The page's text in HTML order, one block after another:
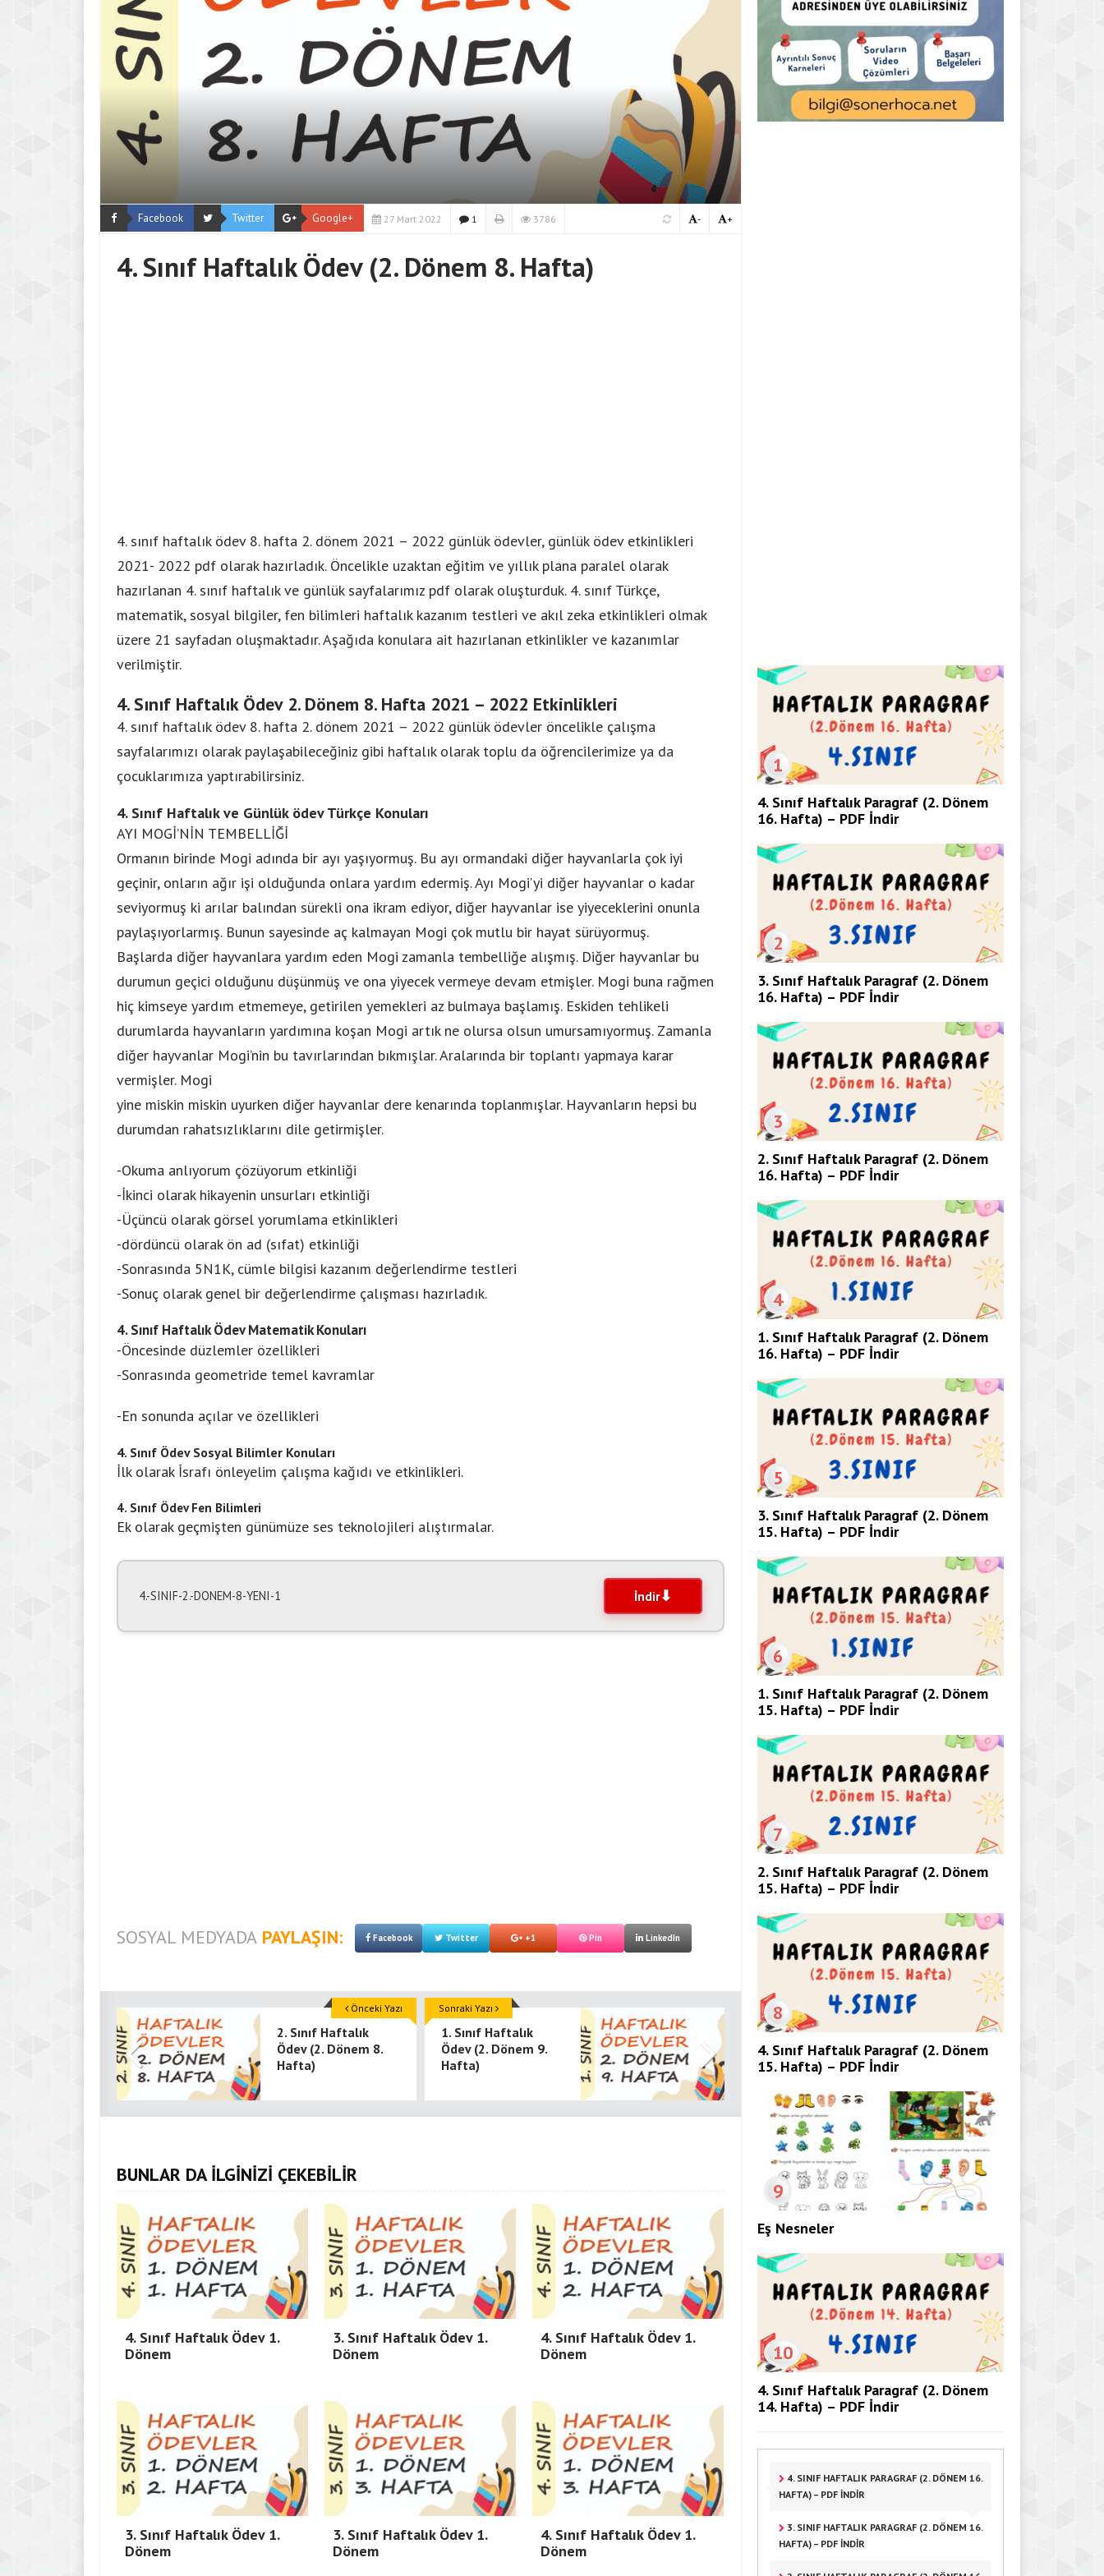
Facebook Twitter Google+ 27 Mart 2022 1 3786 +
-
4. Sınıf Haftalık Ödev (2. Dönem 8. Hafta)
4. sınıf haftalık ödev 8. hafta 2. dönem 2021 – 2022 günlük ödevler, günlük ödev etkinlikleri
2021- 2022 pdf olarak hazırladık. Öncelikle uzaktan eğitim ve yıllık plana paralel olarak
hazırlanan 4. sınıf haftalık ve günlük sayfalarımız pdf olarak oluşturduk. 4. sınıf Türkçe,
matematik, sosyal bilgiler, fen bilimleri haftalık kazanım testleri ve akıl zeka etkinlikleri olmak
üzere 21 sayfadan oluşmaktadır. Aşağıda konulara ait hazırlanan etkinlikler ve kazanımlar
verilmiştir.
4. Sınıf Haftalık Ödev 2. Dönem 8. Hafta 2021 – 2022 Etkinlikleri
4. sınıf haftalık ödev 8. hafta 2. dönem 2021 – 2022 günlük ödevler öncelikle çalışma
sayfalarımızı olarak paylaşabileceğiniz gibi haftalık olarak toplu da öğrencilerimize ya da
çocuklarımıza yaptırabilirsiniz.
4. Sınıf Haftalık ve Günlük ödevTürkçe Konuları
AYI MOGİ’NİN TEMBELLİĞİ
Ormanın birinde Mogi adında bir ayı yaşıyormuş. Bu ayı ormandaki diğer hayvanlarla çok iyi
geçinir, onların ağır işi olduğunda onlara yardım edermiş. Ayı Mogi’yi diğer hayvanlar o kadar
seviyormuş ki arılar balından sürekli ona ikram ediyor, diğer hayvanlar ise yiyeceklerini onunla
paylaşıyorlarmış. Bunun sayesinde aç kalmayan Mogi çok mutlu bir hayat sürüyormuş.
Başlarda diğer hayvanlara yardım eden Mogi zamanla tembelliğe alışmış. Diğer hayvanlar bu
durumun geçici olduğunu düşünmüş ve ona yiyecek vermeye devam etmişler. Mogi buna rağmen
hiç kimseye yardım etmemeye, getirilen yemekleri az bulmaya başlamış. Eskiden tehlikeli
durumlarda hayvanların yardımına koşan Mogi artık ne olursa olsun umursamıyormuş. Zamanla
diğer hayvanlar Mogi’nin bu tavırlarından bıkmışlar. Aralarında bir toplantı yapmaya karar
vermişler. Mogi
yine miskin miskin uyurken diğer hayvanlar dere kenarında toplanmışlar. Hayvanların hepsi bu
durumdan rahatsızlıklarını dile getirmişler.
-Okuma anlıyorum çözüyorum etkinliği
-İkinci olarak hikayenin unsurları etkinliği
-Üçüncü olarak görsel yorumlama etkinlikleri
-dördüncü olarak ön ad (sıfat) etkinliği
-Sonrasında 5N1K, cümle bilgisi kazanım değerlendirme testleri
-Sonuç olarak genel bir değerlendirme çalışması hazırladık.
4. Sınıf Haftalık ÖdevMatematik Konuları
-Öncesinde düzlemler özellikleri
-Sonrasında geometride temel kavramlar
-En sonunda açılar ve özellikleri
4. Sınıf Ödev Sosyal Bilimler Konuları
İlk olarak İsrafı önleyelim çalışma kağıdı ve etkinlikleri.
4. Sınıf Ödev Fen Bilimleri
Ek olarak geçmişten günümüze ses teknolojileri alıştırmalar.
4.-SINIF-2.-DONEM-8-YENI-1 İndir
SOSYAL MEDYADA PAYLAŞIN: Facebook Twitter +1 Pin LinkedIn
2. Sınıf Haftalık
Ödev (2. Dönem 8.
Hafta)
Önceki Yazı
1. Sınıf Haftalık
Ödev (2. Dönem 9.
Hafta)
Sonraki Yazı
BUNLAR DA İLGİNİZİ ÇEKEBİLİR
4. Sınıf Haftalık Ödev 1.
Dönem
3. Sınıf Haftalık Ödev 1.
Dönem
4. Sınıf Haftalık Ödev 1.
Dönem
3. Sınıf Haftalık Ödev 1.
Dönem
3. Sınıf Haftalık Ödev 1.
Dönem
4. Sınıf Haftalık Ödev 1.
Dönem
1
4. Sınıf Haftalık Paragraf (2. Dönem
16. Hafta) – PDF İndir
2
3. Sınıf Haftalık Paragraf (2. Dönem
16. Hafta) – PDF İndir
3
2. Sınıf Haftalık Paragraf (2. Dönem
16. Hafta) – PDF İndir
4
1. Sınıf Haftalık Paragraf (2. Dönem
16. Hafta) – PDF İndir
5
3. Sınıf Haftalık Paragraf (2. Dönem
15. Hafta) – PDF İndir
6
1. Sınıf Haftalık Paragraf (2. Dönem
15. Hafta) – PDF İndir
7
2. Sınıf Haftalık Paragraf (2. Dönem
15. Hafta) – PDF İndir
8
4. Sınıf Haftalık Paragraf (2. Dönem
15. Hafta) – PDF İndir
9
Eş Nesneler
10
4. Sınıf Haftalık Paragraf (2. Dönem
14. Hafta) – PDF İndir
4. SINIF HAFTALIK PARAGRAF (2. DÖNEM 16.
HAFTA) – PDF İNDIR
3. SINIF HAFTALIK PARAGRAF (2. DÖNEM 16.
HAFTA) – PDF İNDIR